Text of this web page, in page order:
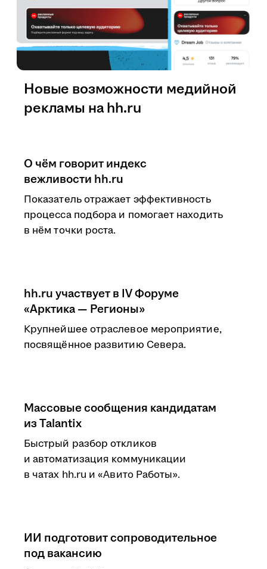
Новые возможности медийной
рекламы на hh.ru
О чём говорит индекс
вежливости hh.ru
Показатель отражает эффективность
процесса подбора и помогает находить
в нём точки роста.
hh.ru участвует в IV Форуме
«Арктика — Регионы»
Крупнейшее отраслевое мероприятие,
посвящённое развитию Севера.
Массовые сообщения кандидатам
из Talantix
Быстрый разбор откликов
и автоматизация коммуникации
в чатах hh.ru и «Авито Работы».
ИИ подготовит сопроводительное
под вакансию